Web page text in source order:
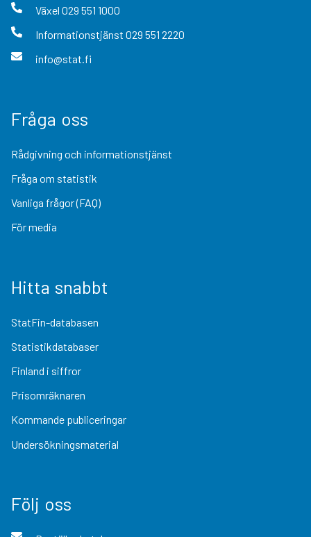
Växel 029 551 1000
Informationstjänst 029 551 2220
info@stat.fi
Fråga oss
Rådgivning och informationstjänst
Fråga om statistik
Vanliga frågor (FAQ)
För media
Hitta snabbt
StatFin-databasen
Statistikdatabaser
Finland i siffror
Prisomräknaren
Kommande publiceringar
Undersökningsmaterial
Följ oss